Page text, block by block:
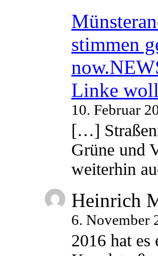
stimmen
Linke
10. Februar
[…]
Grüne und
weiterhin
Heinrich
6. November
2016 hat